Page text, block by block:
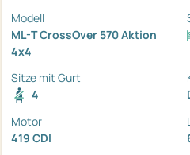
Modell
ML-T CrossOver 570 Aktion
4x4
Sitze mit Gurt
4
Motor
419 CDI